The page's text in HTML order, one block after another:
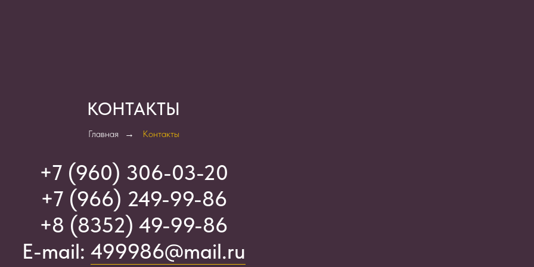
КОНТАКТЫ
Главная → Контакты
+7 (960) 306-03-20
+7 (966) 249-99-86
+8 (8352) 49-99-86
E-mail: 499986@mail.ru